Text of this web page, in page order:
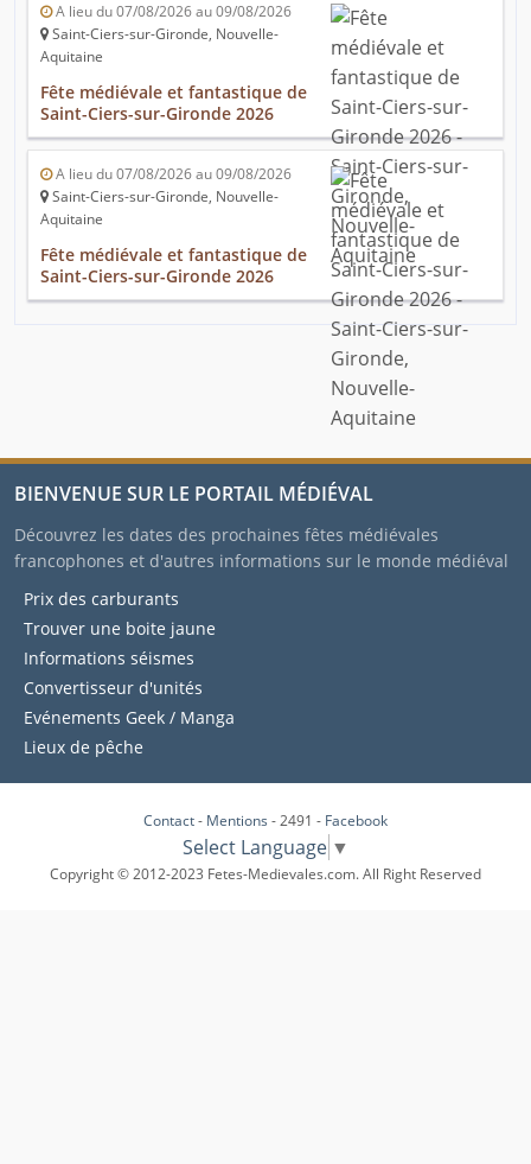
A lieu du 07/08/2026 au 09/08/2026
Saint-Ciers-sur-Gironde, Nouvelle-
Aquitaine
Fête médiévale et fantastique de
Saint-Ciers-sur-Gironde 2026
A lieu du 07/08/2026 au 09/08/2026
Saint-Ciers-sur-Gironde, Nouvelle-
Aquitaine
Fête médiévale et fantastique de
Saint-Ciers-sur-Gironde 2026
BIENVENUE SUR LE PORTAIL MÉDIÉVAL
Découvrez les dates des prochaines fêtes médiévales
francophones et d'autres informations sur le monde médiéval
Prix des carburants
Trouver une boite jaune
Informations séismes
Convertisseur d'unités
Evénements Geek / Manga
Lieux de pêche
Contact- Mentions - 2491 - Facebook
Select Language ▼
Copyright © 2012-2023 Fetes-Medievales.com. All Right Reserved